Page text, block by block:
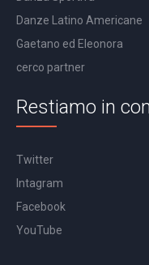
Danze Latino Americane
Gaetano ed Eleonora
cerco partner
Restiamo in
Twitter
Intagram
Facebook
YouTube